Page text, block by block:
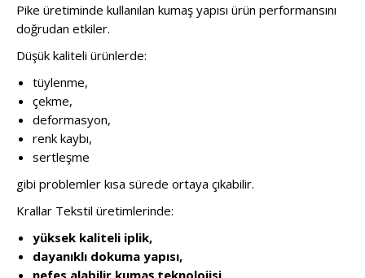
Pike üretiminde kullanılan kumaş yapısı ürün performansını
doğrudan etkiler.
Düşük kaliteli ürünlerde:
tüylenme,
çekme,
deformasyon,
renk kaybı,
sertleşme
gibi problemler kısa sürede ortaya çıkabilir.
Krallar Tekstil üretimlerinde:
yüksek kaliteli iplik,
dayanıklı dokuma yapısı,
nefes alabilir kumaş teknolojisi,